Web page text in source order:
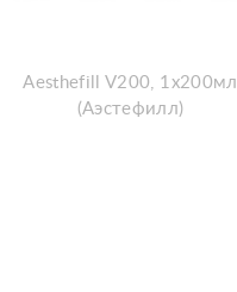
Aesthefill V200, 1x200мл
(Аэстефилл)